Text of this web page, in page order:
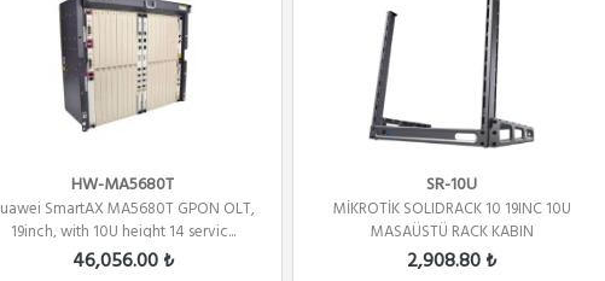
HW-MA5680T
SmartAX MA5680T GPON OLT,
19inch, with 10U height 14 servic...
46,056.00 ₺
SR-10U
MİKROTİK SOLIDRACK 10 19INC 10U
MASAÜSTÜ RACK KABIN
2,908.80 ₺